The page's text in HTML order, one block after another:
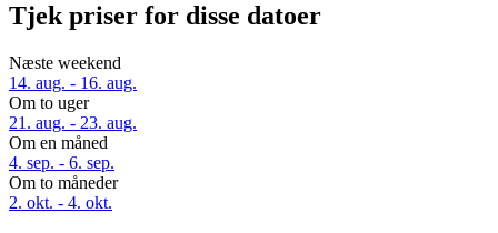
Tjek priser for disse datoer
Næste weekend
14. aug. - 16. aug.
Om to uger
21. aug. - 23. aug.
Om en måned
4. sep. - 6. sep.
Om to måneder
2. okt. - 4. okt.